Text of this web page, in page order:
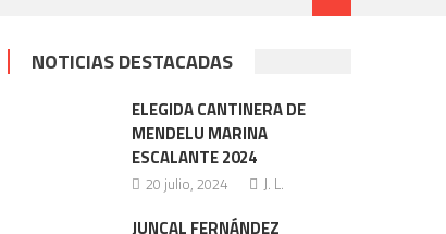
NOTICIAS DESTACADAS
ELEGIDA CANTINERA DE
MENDELU MARINA
ESCALANTE 2024
20 julio, 2024 J. L.
JUNCAL FERNÁNDEZ